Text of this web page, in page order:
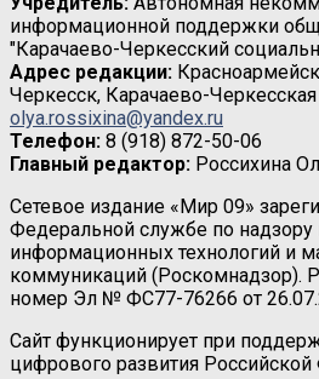
информационной поддержки
"Карачаево-Черкесский
Адрес редакции:
Черкесск, Карачаево-
olya.rossixina@yandex.ru
Телефон: 8 (918) 872-50-06
Главный редактор: Россихина
Сетевое издание «Мир 09»
Федеральной службе по надзору
информационных технологий и
коммуникаций (Роскомнадзор).
номер Эл № ФС77-76266 от
Сайт функционирует при
цифрового развития